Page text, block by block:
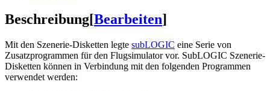
Beschreibung[Bearbeiten]
Mit den Szenerie-Disketten legte subLOGIC eine Serie von
Zusatzprogrammen für den Flugsimulator vor. SubLOGIC Szenerie-
Disketten können in Verbindung mit den folgenden Programmen
verwendet werden: